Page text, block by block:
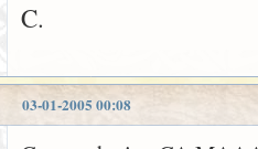
C.
03-01-2005 00:08